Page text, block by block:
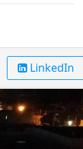
LinkedIn